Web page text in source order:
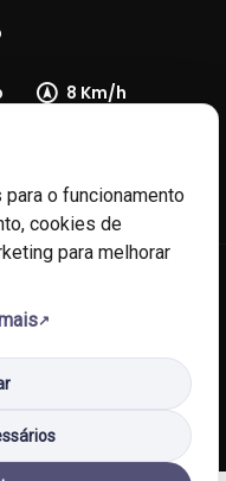
8 Km/h
Mapa do Site
o funcionamento
cookies de
para melhorar